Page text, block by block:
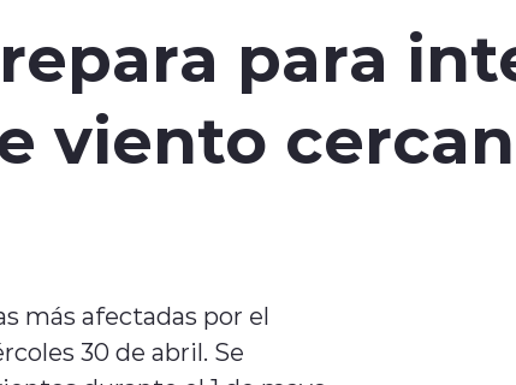
para
viento
más afectadas por el
30 de abril. Se